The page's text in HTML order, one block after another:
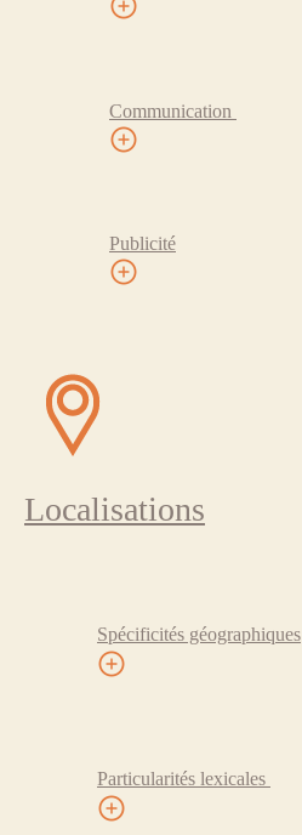
Communication
Publicité
Localisations
Spécificités géographiques
Particularités lexicales